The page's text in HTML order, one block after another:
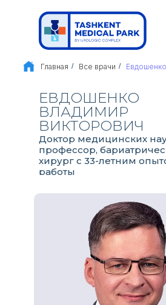
Главная / Все врачи /
ЕВДОШЕНКО
ВЛАДИМИР
ВИКТОРОВИЧ
Доктор медицинских
профессор,
хирург с 33-летним
работы